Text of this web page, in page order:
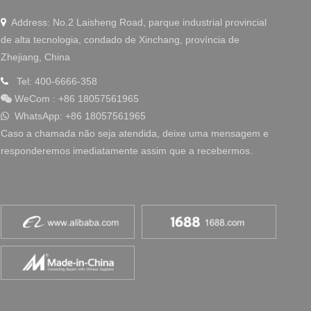
Address: No.2 Laisheng Road, parque industrial provincial
de alta tecnologia, condado de Xinchang, província de
Zhejiang, China
 Tel: 400-6666-358
 WeCom : +86 18057561965
 WhatsApp: +86 18057561965
Caso a chamada não seja atendida, deixe uma mensagem e
responderemos imediatamente assim que a recebermos.